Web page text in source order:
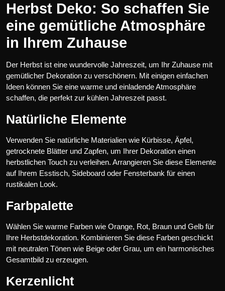
Herbst Deko: So schaffen Sie
eine gemütliche Atmosphäre
in Ihrem Zuhause
Der Herbst ist eine wundervolle Jahreszeit, um Ihr Zuhause mit
gemütlicher Dekoration zu verschönern. Mit einigen einfachen
Ideen können Sie eine warme und einladende Atmosphäre
schaffen, die perfekt zur kühlen Jahreszeit passt.
Natürliche Elemente
Verwenden Sie natürliche Materialien wie Kürbisse, Äpfel,
getrocknete Blätter und Zapfen, um Ihrer Dekoration einen
herbstlichen Touch zu verleihen. Arrangieren Sie diese Elemente
auf Ihrem Esstisch, Sideboard oder Fensterbank für einen
rustikalen Look.
Farbpalette
Wählen Sie warme Farben wie Orange, Rot, Braun und Gelb für
Ihre Herbstdekoration. Kombinieren Sie diese Farben geschickt
mit neutralen Tönen wie Beige oder Grau, um ein harmonisches
Gesamtbild zu erzeugen.
Kerzenlicht